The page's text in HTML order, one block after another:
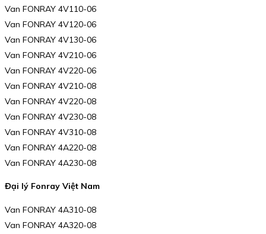
Van FONRAY 4V110-06
Van FONRAY 4V120-06
Van FONRAY 4V130-06
Van FONRAY 4V210-06
Van FONRAY 4V220-06
Van FONRAY 4V210-08
Van FONRAY 4V220-08
Van FONRAY 4V230-08
Van FONRAY 4V310-08
Van FONRAY 4A220-08
Van FONRAY 4A230-08
Đại lý Fonray Việt Nam
Van FONRAY 4A310-08
Van FONRAY 4A320-08